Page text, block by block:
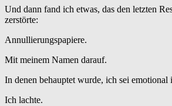
Und dann fand ich etwas, das den letzten
zerstörte:
Annullierungspapiere.
Mit meinem Namen darauf.
In denen behauptet wurde, ich sei emotional
Ich lachte.